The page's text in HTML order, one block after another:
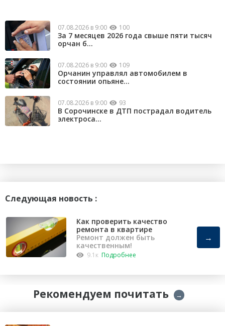
07.08.2026 в 9:00 100
За 7 месяцев 2026 года свыше пяти тысяч
орчан б...
07.08.2026 в 9:00 109
Орчанин управлял автомобилем в
состоянии опьяне...
07.08.2026 в 9:00 93
В Сорочинске в ДТП пострадал водитель
электроса...
Следующая новость :
Как проверить качество
ремонта в квартире
Ремонт должен быть
качественным!
9.1к Подробнее
→
Рекомендуем почитать →